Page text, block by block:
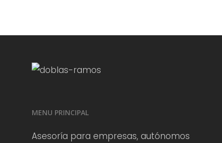
MENU PRINCIPAL
Asesoría para empresas, autónomos